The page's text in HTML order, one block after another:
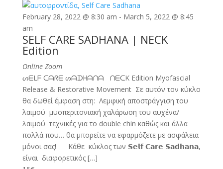
February 28, 2022 @ 8:30 am - March 5, 2022 @ 8:45
am
SELF CARE SADHANA | NECK
Edition
Online Zoom
ᔕᗴLᖴ ᑕᗩᖇᗴ ᔕᗩᗪᕼᗩᑎᗩ ᑎᗴᑕK Edition Myofascial
Release & Restorative Movement Σε αυτόν τον κύκλο
θα δωθεί έμφαση στη: Λεμφική αποστράγγιση του
λαιμού ︎μυοπεριτονιακή χαλάρωση του αυχένα/
λαιμού τεχνικές για το double chin καθώς και άλλα
πολλά που… θα μπορείτε να εφαρμόζετε με ασφάλεια
μόνοι σας! Κάθε κύκλος των 𝗦𝗲𝗹𝗳 𝗖𝗮𝗿𝗲 𝗦𝗮𝗱𝗵𝗮𝗻𝗮,
είναι διαφορετικός […]